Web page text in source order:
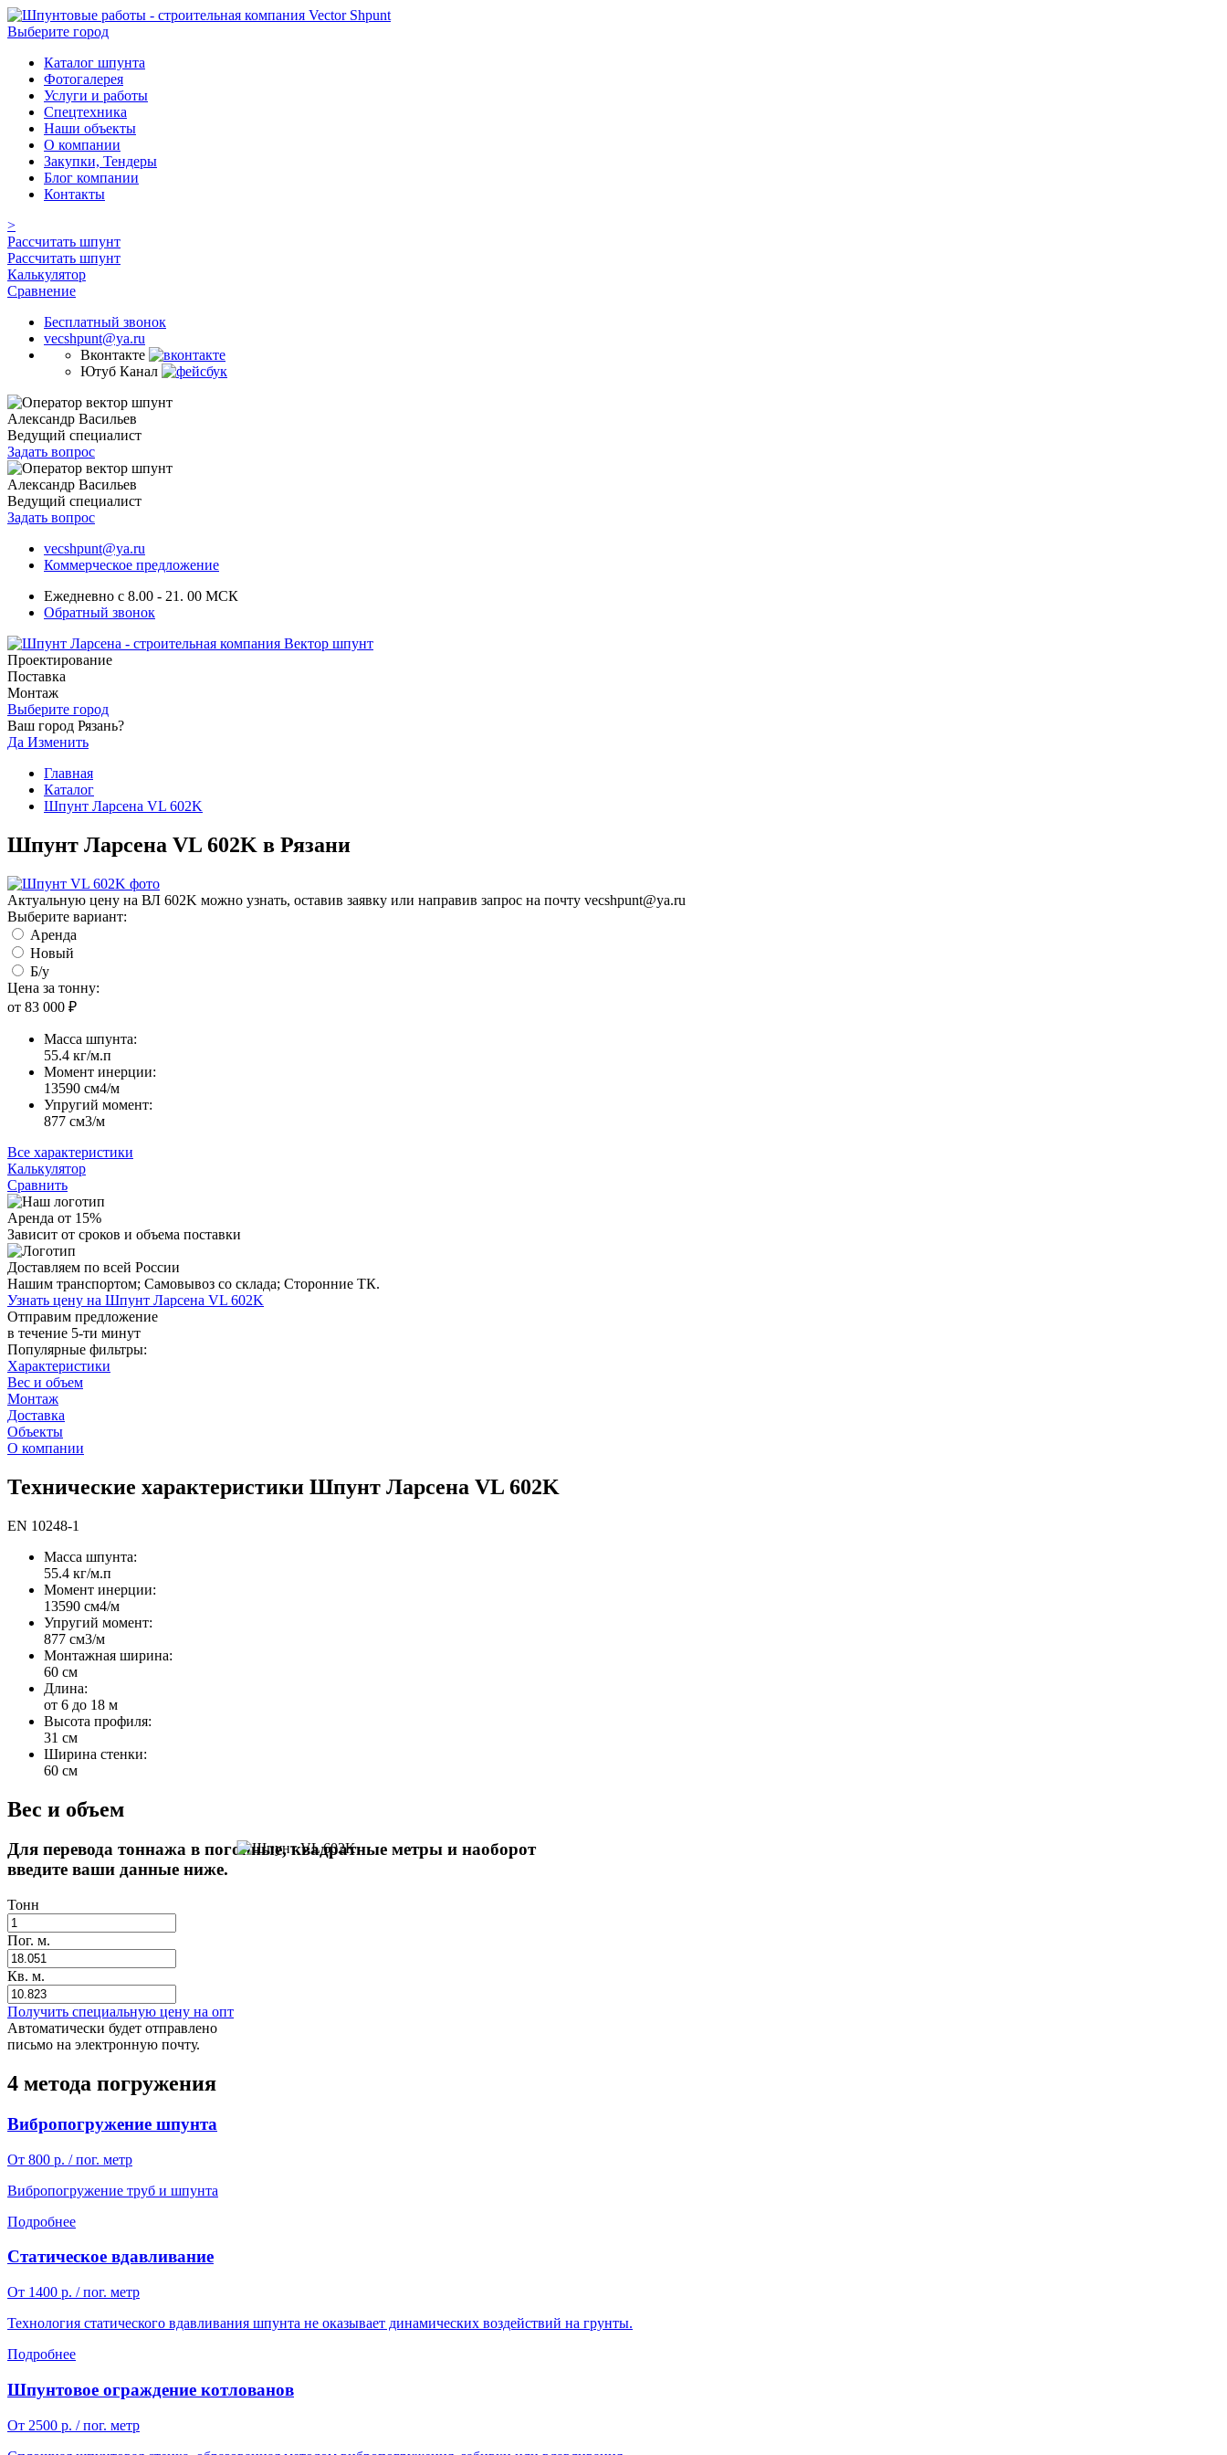
Выберите город
Каталог шпунта
Фотогалерея
Услуги и работы
Спецтехника
Наши объекты
О компании
Закупки, Тендеры
Блог компании
Контакты
>
Рассчитать шпунт
Рассчитать шпунт
Калькулятор
Сравнение
Бесплатный звонок
vecshpunt@ya.ru
Вконтакте
Ютуб Канал
Александр Васильев
Ведущий специалист
Задать вопрос
Александр Васильев
Ведущий специалист
Задать вопрос
vecshpunt@ya.ru
Коммерческое предложение
Ежедневно с 8.00 - 21. 00 МСК
Обратный звонок
Проектирование
Поставка
Монтаж
Выберите город
Ваш город Рязань?
Да Изменить
Главная
Каталог
Шпунт Ларсена VL 602K
Шпунт Ларсена VL 602K в Рязани
Актуальную цену на ВЛ 602K можно узнать, оставив заявку или направив запрос на почту vecshpunt@ya.ru
Выберите вариант:
Аренда
Новый
Б/у
Цена за тонну:
от 83 000 ₽
Масса шпунта:
55.4 кг/м.п
Момент инерции:
13590 cм4/м
Упругий момент:
877 cм3/м
Все характеристики
Калькулятор
Сравнить
Аренда от 15%
Зависит от сроков и объема поставки
Доставляем по всей России
Нашим транспортом; Самовывоз со склада; Сторонние ТК.
Узнать цену на Шпунт Ларсена VL 602K
Отправим предложение
в течение 5-ти минут
Популярные фильтры:
Характеристики
Вес и объем
Монтаж
Доставка
Объекты
О компании
Технические характеристики Шпунт Ларсена VL 602K
EN 10248-1
Масса шпунта:
55.4 кг/м.п
Момент инерции:
13590 cм4/м
Упругий момент:
877 cм3/м
Монтажная ширина:
60 см
Длина:
от 6 до 18 м
Высота профиля:
31 см
Ширина стенки:
60 см
Вес и объем
Для перевода тоннажа в погонные, квадратные метры и наоборот
введите ваши данные ниже.
Тонн
Пог. м.
Кв. м.
Получить специальную цену на опт
Автоматически будет отправлено
письмо на электронную почту.
4 метода погружения
Вибропогружение шпунта
От 800 р. / пог. метр
Вибропогружение труб и шпунта
Подробнее
Статическое вдавливание
От 1400 р. / пог. метр
Технология статического вдавливания шпунта не оказывает динамических воздействий на грунты.
Подробнее
Шпунтовое ограждение котлованов
От 2500 р. / пог. метр